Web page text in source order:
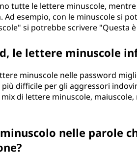
tutte le lettere minuscole,
Ad esempio, con le minuscole si
si potrebbe scrivere "Questa
le lettere minuscole
minuscole nelle password
difficile per gli aggressori
di lettere minuscole,
nelle parole